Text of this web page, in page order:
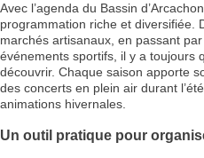
Avec l’agenda du Bassin
programmation riche et diversifiée.
marchés artisanaux, en passant
événements sportifs, il y a toujours
découvrir. Chaque saison apporte
des concerts en plein air durant
animations hivernales.
Un outil pratique pour